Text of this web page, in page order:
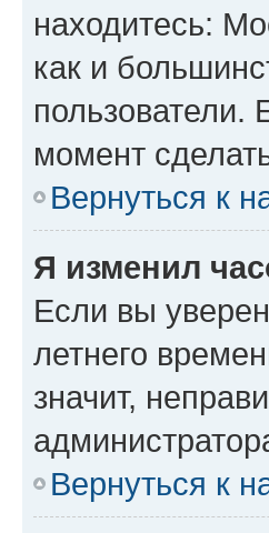
находитесь:
как и
пользователи.
момент
Вернуться к
Я изменил
Если вы
летнего
значит,
Вернуться к